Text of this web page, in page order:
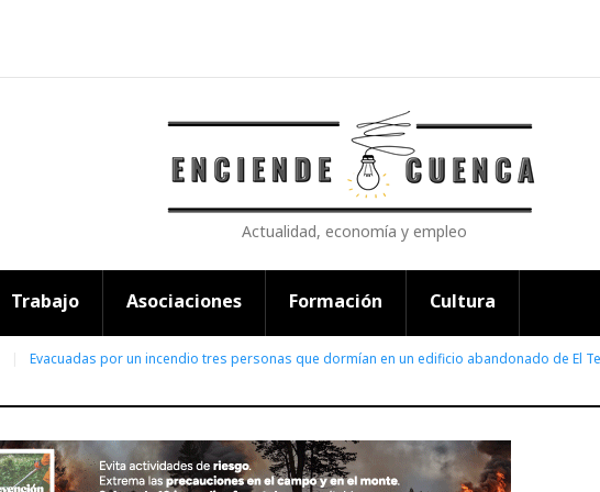
Actualidad, economía y empleo
Trabajo Asociaciones Formación Cultura
Evacuadas por un incendio tres personas que dormían en un edificio abandonado de El